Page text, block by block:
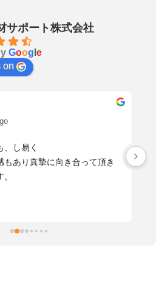
サポート株式会社
Goog e
on
、し易く
もあり真摯に向き合って頂き